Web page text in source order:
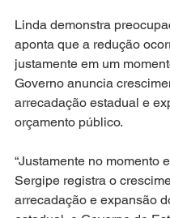
Linda demonstra
aponta que a redução
justamente em um
Governo anuncia
arrecadação estadual e
orçamento público.
“Justamente no momento
Sergipe registra o
arrecadação e expansão